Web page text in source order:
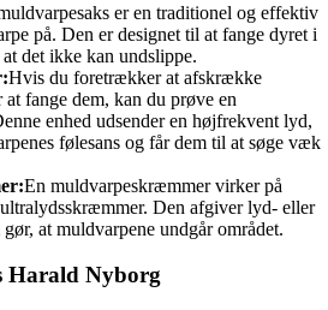
er en traditionel og effektiv
på. Den er designet til at fange dyret i
det ikke kan undslippe.
Hvis du foretrækker at afskrække
fange dem, kan du prøve en
enhed udsender en højfrekvent lyd,
følesans og får dem til at søge væk
En muldvarpeskræmmer virker på
ultralydsskræmmer. Den afgiver lyd- eller
at muldvarpene undgår området.
Harald Nyborg